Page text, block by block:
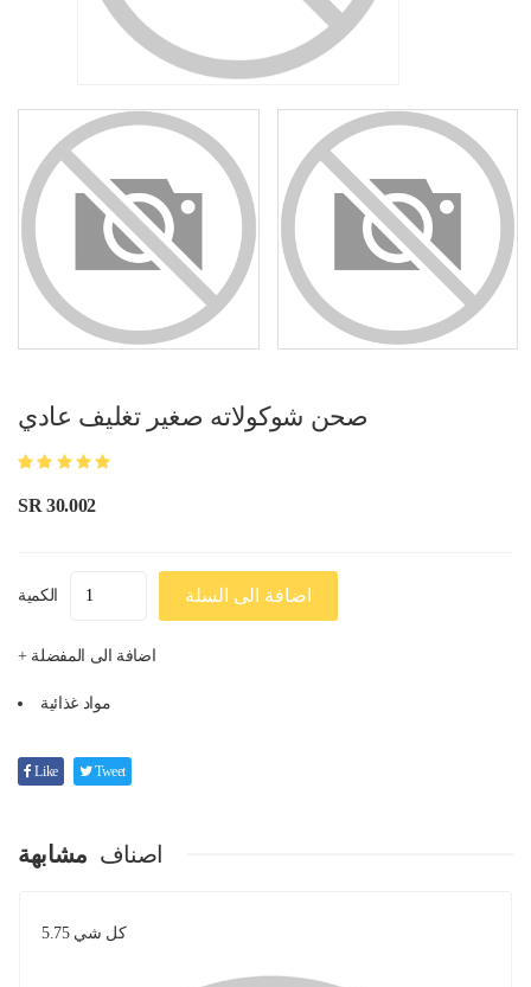
صحن شوكولاته صغير تغليف عادي
SR 30.002
الكمية اضافة الى السلة
+ اضافة الى المفضلة
مواد غذائية
Like Tweet
اصناف مشابهة
كل شي 5.75